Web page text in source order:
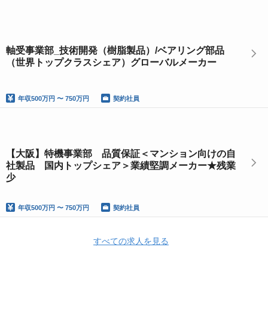
軸受事業部_技術開発（樹脂製品）/ベアリング部品
（世界トップクラスシェア）グローバルメーカー
年収500万円 〜 750万円 契約社員
【大阪】特機事業部 品質保証＜マンション向けの自
社製品 国内トップシェア＞業績堅調メーカー★残業
少
年収500万円 〜 750万円 契約社員
すべての求人を見る